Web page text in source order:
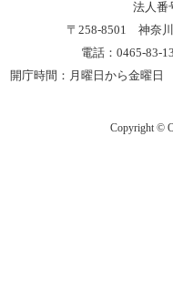
法人番
〒258-8501 神奈
電話：0465-83-
開庁時間：月曜日から金曜日
Copyright ©